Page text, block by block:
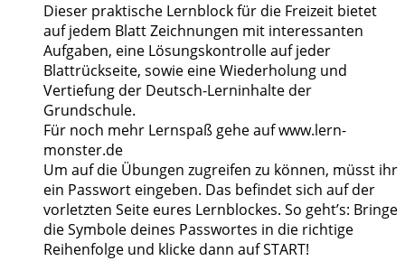
Dieser praktische Lernblock für die Freizeit bietet
auf jedem Blatt Zeichnungen mit interessanten
Aufgaben, eine Lösungskontrolle auf jeder
Blattrückseite, sowie eine Wiederholung und
Vertiefung der Deutsch-Lerninhalte der
Grundschule.
Für noch mehr Lernspaß gehe auf www.lern-
monster.de
Um auf die Übungen zugreifen zu können, müsst ihr
ein Passwort eingeben. Das befindet sich auf der
vorletzten Seite eures Lernblockes. So geht’s: Bringe
die Symbole deines Passwortes in die richtige
Reihenfolge und klicke dann auf START!